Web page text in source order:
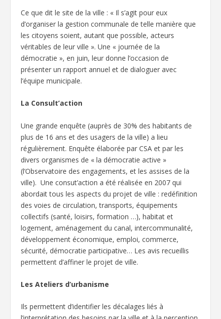
Ce que dit le site de la ville : « Il s’agit pour eux
d’organiser la gestion communale de telle manière que
les citoyens soient, autant que possible, acteurs
véritables de leur ville ». Une « journée de la
démocratie », en juin, leur donne l’occasion de
présenter un rapport annuel et de dialoguer avec
l’équipe municipale.
La Consult’action
Une grande enquête (auprès de 30% des habitants de
plus de 16 ans et des usagers de la ville) a lieu
régulièrement. Enquête élaborée par CSA et par les
divers organismes de « la démocratie active »
(l’Observatoire des engagements, et les assises de la
ville). Une consut’action a été réalisée en 2007 qui
abordait tous les aspects du projet de ville : redéfinition
des voies de circulation, transports, équipements
collectifs (santé, loisirs, formation …), habitat et
logement, aménagement du canal, intercommunalité,
développement économique, emploi, commerce,
sécurité, démocratie participative… Les avis recueillis
permettent d’affiner le projet de ville.
Les Ateliers d’urbanisme
Ils permettent d’identifier les décalages liés à